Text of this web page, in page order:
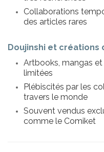
Collaborations
des articles rares
Doujinshi et créations
Artbooks, mangas
limitées
Plébiscités par les
travers le monde
Souvent vendus
comme le Comiket